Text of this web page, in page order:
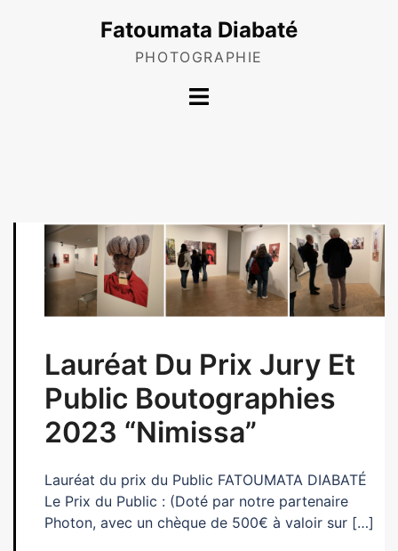
Fatoumata Diabaté
PHOTOGRAPHIE
Toggle
Lauréat Du Prix Jury Et
Public Boutographies
2023 “Nimissa”
Lauréat du prix du Public FATOUMATA DIABATÉ
Le Prix du Public : (Doté par notre partenaire
Photon, avec un chèque de 500€ à valoir sur […]